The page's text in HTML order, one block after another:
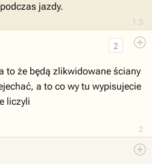
1.3
jazdy.
2
2
to że będą zlikwidowane ściany
a to co wy tu wypisujecie
liczyli